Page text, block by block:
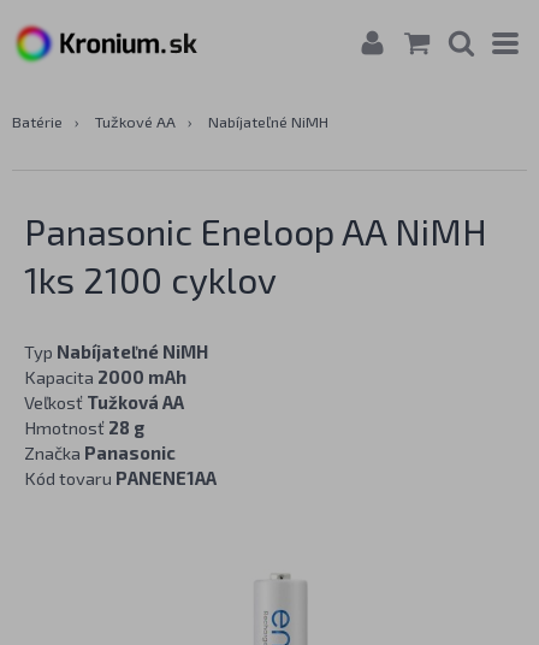
Batérie › Tužkové AA › Nabíjateľné NiMH
Panasonic Eneloop AA NiMH
1ks 2100 cyklov
Typ Nabíjateľné NiMH
Kapacita 2000 mAh
Veľkosť Tužková AA
Hmotnosť 28 g
Značka Panasonic
Kód tovaru PANENE1AA